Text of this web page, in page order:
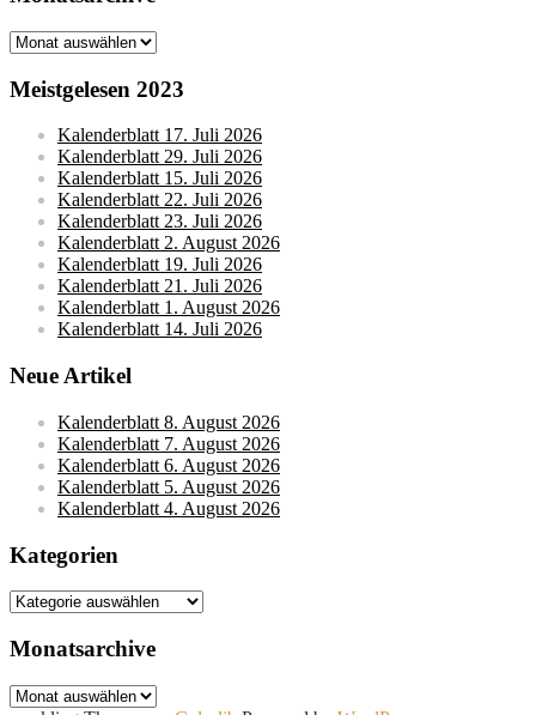
Monatsarchive
Meistgelesen 2023
Kalenderblatt 17. Juli 2026
Kalenderblatt 29. Juli 2026
Kalenderblatt 15. Juli 2026
Kalenderblatt 22. Juli 2026
Kalenderblatt 23. Juli 2026
Kalenderblatt 2. August 2026
Kalenderblatt 19. Juli 2026
Kalenderblatt 21. Juli 2026
Kalenderblatt 1. August 2026
Kalenderblatt 14. Juli 2026
Neue Artikel
Kalenderblatt 8. August 2026
Kalenderblatt 7. August 2026
Kalenderblatt 6. August 2026
Kalenderblatt 5. August 2026
Kalenderblatt 4. August 2026
Kategorien
Kategorien
Monatsarchive
Monatsarchive